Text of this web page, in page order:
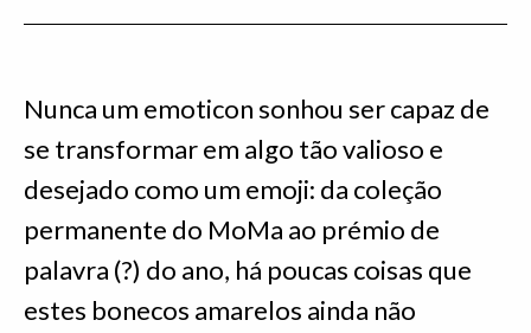
Nunca um emoticon sonhou ser capaz de
se transformar em algo tão valioso e
desejado como um emoji: da coleção
permanente do MoMa ao prémio de
palavra (?) do ano, há poucas coisas que
estes bonecos amarelos ainda não